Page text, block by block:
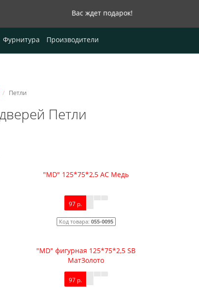
Вас ждет подарок!
Фурнитура Производители
Петли
Петли
"MD" 125*75*2,5 AC Медь
97 р.
Код товара: 055-0095
"MD" фигурная 125*75*2,5 SB
МатЗолото
97 р.